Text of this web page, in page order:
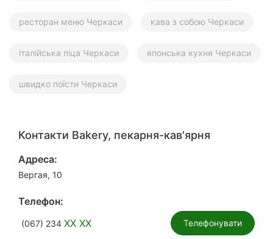
ресторан меню Черкаси кава з собою Черкаси
італійська піца Черкаси японська кухня Черкаси
швидко поїсти Черкаси
Контакти Bakery, пекарня-кав'ярня
Адреса:
Вергая, 10
Телефон:
(067) 234 XX XX Телефонувати